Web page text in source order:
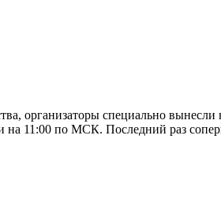
организаторы специально вынесли
11:00 по МСК. Последний раз